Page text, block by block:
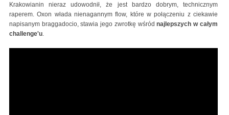
Krakowianin nieraz udowodnił, że jest bardzo dobrym, technicznym
raperem. Oxon włada nienagannym flow, które w połączeniu z ciekawie
napisanym braggadocio, stawia jego zwrotkę wśródnajlepszych w całym
challenge'u.